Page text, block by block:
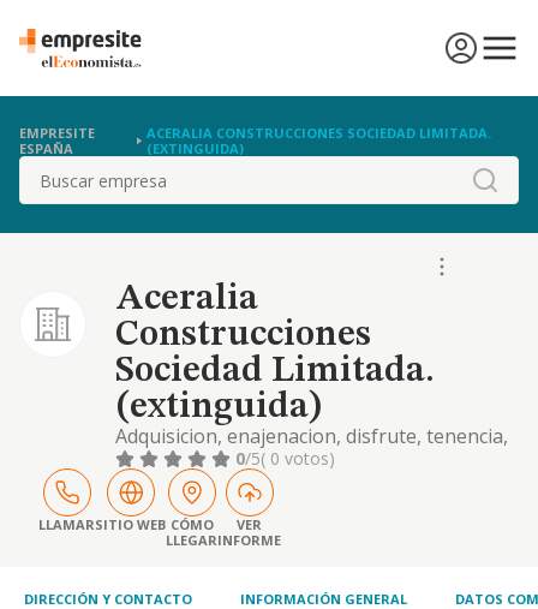
EMPRESITE
ESPAÑA
ACERALIA CONSTRUCCIONES SOCIEDAD LIMITADA.
(EXTINGUIDA)
Buscar
Aceralia
Construcciones
Sociedad Limitada.
(extinguida)
Adquisicion, enajenacion, disfrute, tenencia,
administracion y gestion de valores
mobiliarios de otras sociedades -holding-.
0/5( 0 votos)
LLAMARSITIO WEB CÓMO
LLEGAR
VER
INFORME
DIRECCIÓN Y CONTACTO INFORMACIÓN GENERAL DATOS